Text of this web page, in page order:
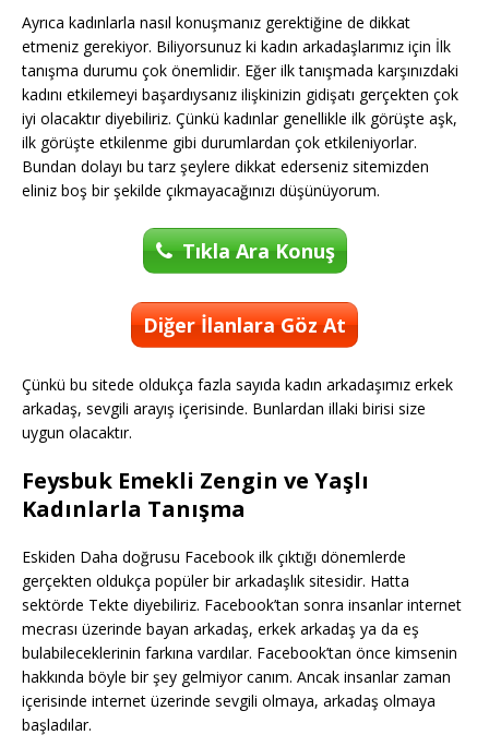
Ayrıca kadınlarla nasıl konuşmanız gerektiğine de dikkat
etmeniz gerekiyor. Biliyorsunuz ki kadın arkadaşlarımız için İlk
tanışma durumu çok önemlidir. Eğer ilk tanışmada karşınızdaki
kadını etkilemeyi başardıysanız ilişkinizin gidişatı gerçekten çok
iyi olacaktır diyebiliriz. Çünkü kadınlar genellikle ilk görüşte aşk,
ilk görüşte etkilenme gibi durumlardan çok etkileniyorlar.
Bundan dolayı bu tarz şeylere dikkat ederseniz sitemizden
eliniz boş bir şekilde çıkmayacağınızı düşünüyorum.
Tıkla Ara Konuş
Diğer İlanlara Göz At
Çünkü bu sitede oldukça fazla sayıda kadın arkadaşımız erkek
arkadaş, sevgili arayış içerisinde. Bunlardan illaki birisi size
uygun olacaktır.
Feysbuk Emekli Zengin ve Yaşlı
Kadınlarla Tanışma
Eskiden Daha doğrusu Facebook ilk çıktığı dönemlerde
gerçekten oldukça popüler bir arkadaşlık sitesidir. Hatta
sektörde Tekte diyebiliriz. Facebook’tan sonra insanlar internet
mecrası üzerinde bayan arkadaş, erkek arkadaş ya da eş
bulabileceklerinin farkına vardılar. Facebook’tan önce kimsenin
hakkında böyle bir şey gelmiyor canım. Ancak insanlar zaman
içerisinde internet üzerinde sevgili olmaya, arkadaş olmaya
başladılar.